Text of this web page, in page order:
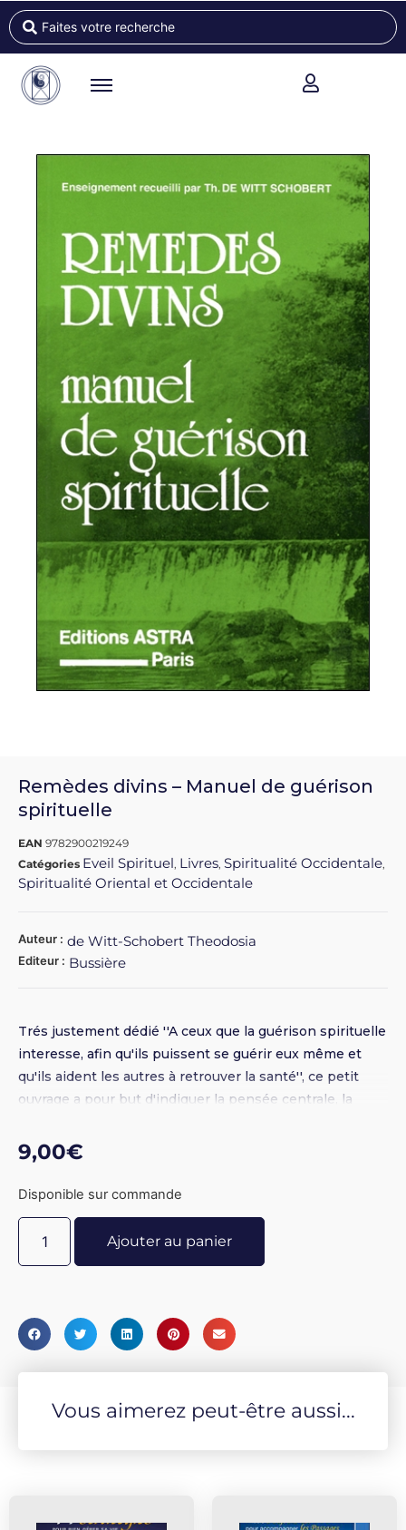
Remèdes divins – Manuel de guérison
spirituelle
EAN 9782900219249
Catégories Eveil Spirituel, Livres, Spiritualité Occidentale,
Spiritualité Oriental et Occidentale
Auteur : de Witt-Schobert Theodosia
Editeur : Bussière
Trés justement dédié ''A ceux que la guérison spirituelle
interesse, afin qu'ils puissent se guérir eux même et
qu'ils aident les autres à retrouver la santé'', ce petit
ouvrage a pour but d'indiquer la pensée centrale, la
détail les pensées et les paroles de guérison qui
peuvent être employées pour déraciner ces maladies.
9,00€
Disponible sur commande
Ajouter au panier
Vous aimerez peut-être aussi...